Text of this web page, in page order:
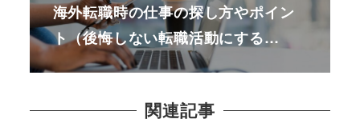
海外転職時の仕事の探し方やポイン
ト（後悔しない転職活動にする…
関連記事